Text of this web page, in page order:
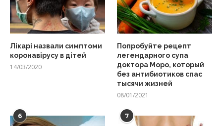
Лікарі назвали симптоми
коронавірусу в дітей
14/03/2020
Попробуйте рецепт
легендарного супа
доктора Моро, который
без антибиотиков спас
тысячи жизней
08/01/2021
6 7